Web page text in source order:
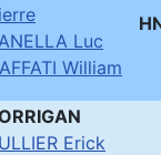
Luc
William
Erick